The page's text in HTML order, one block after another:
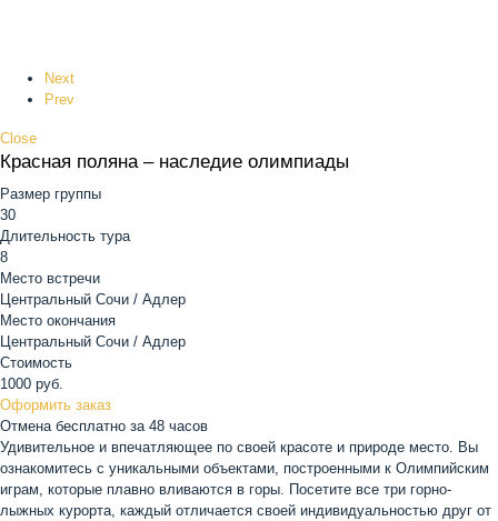
Next
Prev
Close
Красная поляна – наследие олимпиады
Размер группы
30
Длительность тура
8
Место встречи
Центральный Сочи / Адлер
Место окончания
Центральный Сочи / Адлер
Стоимость
1000 руб.
Оформить заказ
Отмена бесплатно за 48 часов
Удивительное и впечатляющее по своей красоте и природе место. Вы
ознакомитесь с уникальными объектами, построенными к Олимпийским
играм, которые плавно вливаются в горы. Посетите все три горно-
лыжных курорта, каждый отличается своей индивидуальностью друг от